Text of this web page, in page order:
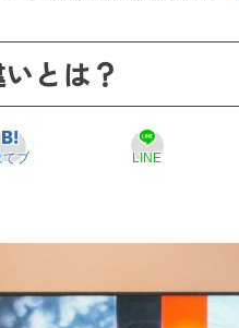
とは？
てブ LINE